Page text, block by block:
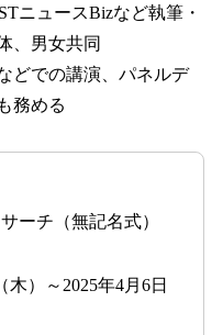
スBizなど執筆・
治体、男女共同
講演、パネルデ
務める
ーチ（無記名式）
）～2025年4月6日